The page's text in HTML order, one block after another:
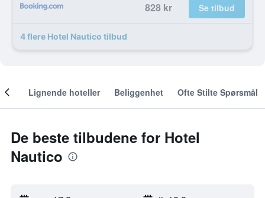
828 kr Se tilbud
4 flere Hotel Nautico tilbud
Lignende hoteller Beliggenhet Ofte Stilte Spørsmål
De beste tilbudene for Hotel
Nautico